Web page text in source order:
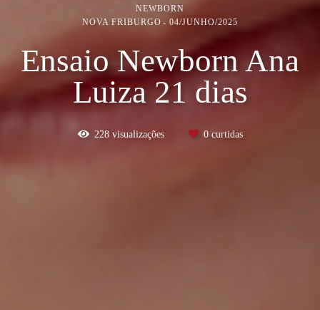
NEWBORN
NOVA FRIBURGO
04/JUNHO/2025
Ensaio Newborn Ana
Luiza 21 dias
228visualizações 0curtidas